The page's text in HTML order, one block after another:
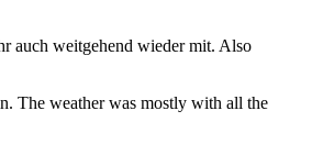
auch weitgehend wieder mit. Also
The weather was mostly with all the